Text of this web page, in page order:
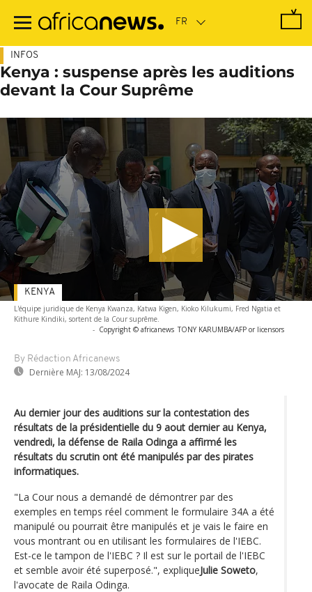
contenu
INFOS
Kenya : suspense après les auditions
devant la Cour Suprême
L'équipe juridique de Kenya Kwanza, Katwa Kigen, Kioko Kilukumi, Fred Ngatia et
Kithure Kindiki, sortent de la Cour suprême.
- Copyright © africanews TONY KARUMBA/AFP or licensors
By Rédaction Africanews
Dernière MAJ: 13/08/2024
KENYA
Au dernier jour des auditions sur la contestation des
résultats de la présidentielle du 9 aout dernier au Kenya,
vendredi, la défense de Raila Odinga a affirmé les
résultats du scrutin ont été manipulés par des pirates
informatiques.
"La Cour nous a demandé de démontrer par des
exemples en temps réel comment le formulaire 34A a été
manipulé ou pourrait être manipulés et je vais le faire en
vous montrant ou en utilisant les formulaires de l'IEBC.
Est-ce le tampon de l'IEBC ? Il est sur le portail de l'IEBC
et semble avoir été superposé.", expliqueJulie Soweto,
l'avocate de Raila Odinga.